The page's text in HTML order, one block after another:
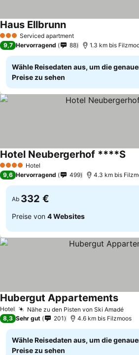
3 SterneServiced apartment
Haus EllbrunnPreise sehen
9,7 Hervorragend 88 1.3 km bis
Wähle Reisedaten aus, um die
Preise zu sehen
4 Sterne Hotel
Hotel Neubergerhof ****S
9,6 Hervorragend 499 4.3 km bis
Ab 332 €
Preise von 4 Websites
Hotel Nähe zu den Pisten von Ski Amadé
Hubergut Appartements
8,3 Sehr gut 201 4.6 km bis Filzmoos
Wähle Reisedaten aus, um die
Preise zu sehen